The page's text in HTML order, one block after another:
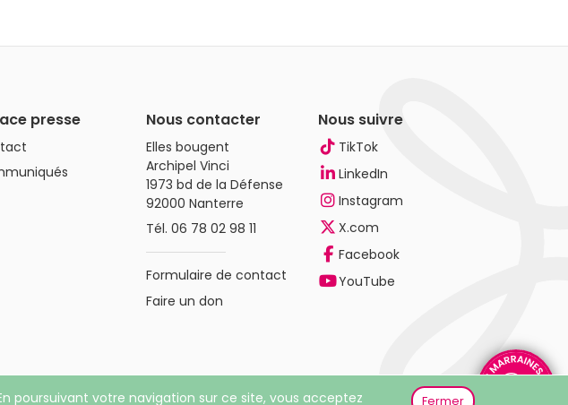
presse Nous contacter
Elles bougent
Archipel Vinci
1973 bd de la Défense
92000 Nanterre
Tél.06 78 02 98 11
Formulaire de contact
Faire un don
Nous suivre
TikTok
LinkedIn
Instagram
X.com
Facebook
YouTube
poursuivant votre navigation sur ce site, vous acceptez Fermer